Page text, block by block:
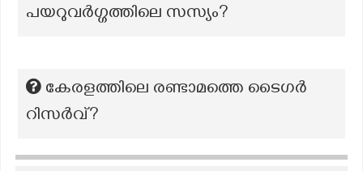
പയറുവർഗ്ഗത്തിലെ സസ്യം?
കേരളത്തിലെ രണ്ടാമത്തെ ടൈഗർ
റിസർവ്?